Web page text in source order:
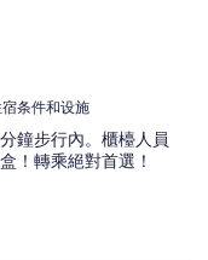
条件和设施
鐘步行內。櫃檯人員
！轉乘絕對首選！